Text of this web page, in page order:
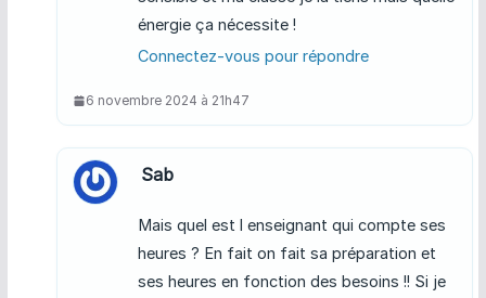
énergie ça nécessite !
Connectez-vous pour répondre
6 novembre 2024 à 21h47
Sab
Mais quel est l enseignant qui compte ses
heures ? En fait on fait sa préparation et
ses heures en fonction des besoins !! Si je